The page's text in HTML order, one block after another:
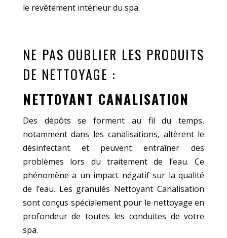
le revêtement intérieur du spa.
NE PAS OUBLIER LES PRODUITS
DE NETTOYAGE :
NETTOYANT CANALISATION
Des dépôts se forment au fil du temps,
notamment dans les canalisations, altèrent le
désinfectant et peuvent entraîner des
problèmes lors du traitement de l’eau. Ce
phénomène a un impact négatif sur la qualité
de l’eau. Les granulés Nettoyant Canalisation
sont conçus spécialement pour le nettoyage en
profondeur de toutes les conduites de votre
spa.